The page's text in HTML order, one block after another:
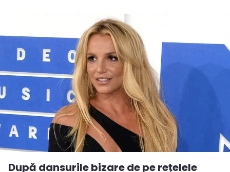
După dansurile bizare de pe rețelele